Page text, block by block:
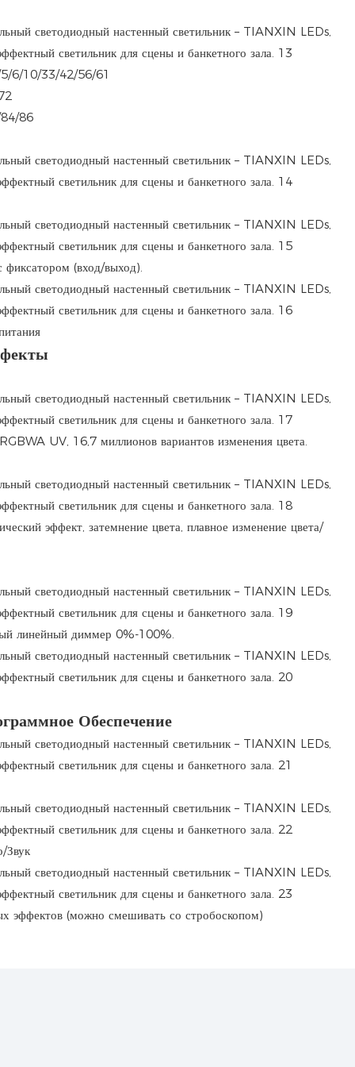
6/10/33/42/56/61
86
(вход/выход).
UV, 16,7 миллионов вариантов изменения цвета.
эффект, затемнение цвета, плавное изменение цвета/
линейный диммер 0%-100%.
Обеспечение
Звук
эффектов (можно смешивать со стробоскопом)